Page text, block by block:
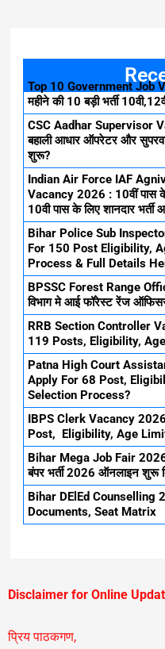
Top 10 Government Job
महीने की 10 बड़ी भर्ती
CSC Aadhar Supervisor
बहाली आधार ऑपरेटर और
शुरू?
Indian Air Force IAF
Vacancy 2026 : 10वीं पास के
10वी पास के लिए शानदार
Bihar Police Sub
For 150 Post Eligibility,
Process & Full Details
BPSSC Forest Range
विभाग मे आई फॉरेस्ट रेंज
RRB Section Controller
119 Posts, Eligibility,
Patna High Court
Apply For 68 Post,
Selection Process?
IBPS Clerk Vacancy
Post, Eligibility, Age
Bihar Mega Job Fair 2026
बंपर भर्ती 2026 ऑनलाइन शुरू
Bihar DElEd Counselling
Documents, Seat Matrix
Disclaimer for Online
प्रिय पाठकगण,